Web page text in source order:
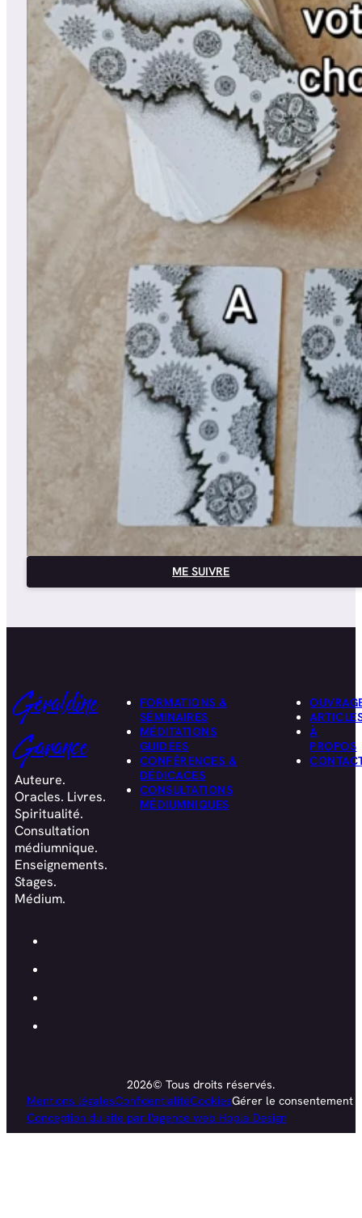
ME SUIVRE
Géraldine
Garance
Auteure.
Oracles. Livres.
Spiritualité.
Consultation
médiumnique.
Enseignements.
Stages.
Médium.
FORMATIONS &
SÉMINAIRES
MÉDITATIONS
GUIDÉES
CONFÉRENCES &
DÉDICACES
CONSULTATIONS
MÉDIUMNIQUES
À
PROPOS
2026© Tous droits réservés.
Mentions légalesConfidentialitéCookiesGérer le consentement
Conception du site par l'agence web Hopla Design